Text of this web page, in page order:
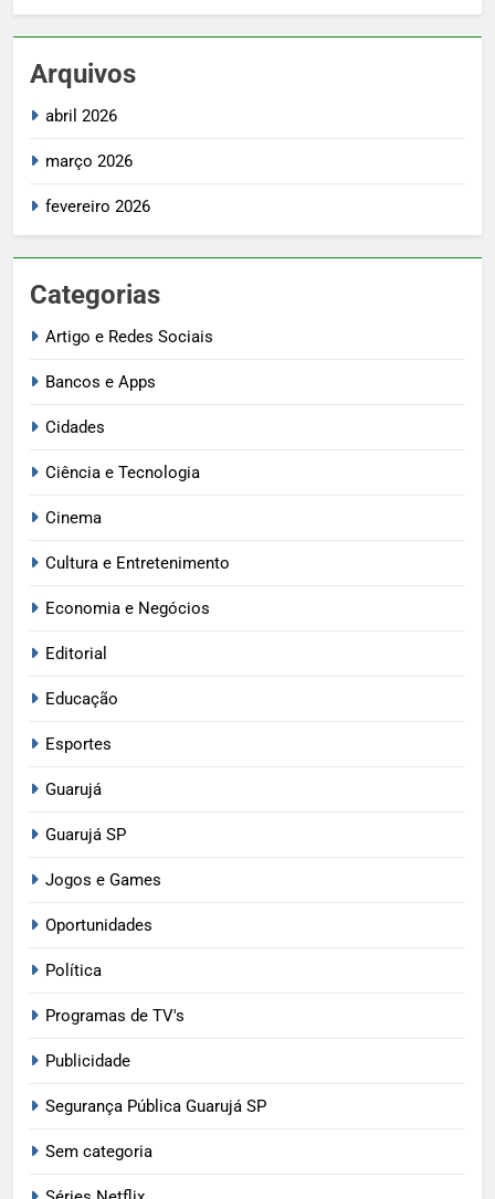
Arquivos
abril 2026
março 2026
fevereiro 2026
Categorias
Artigo e Redes Sociais
Bancos e Apps
Cidades
Ciência e Tecnologia
Cinema
Cultura e Entretenimento
Economia e Negócios
Editorial
Educação
Esportes
Guarujá
Guarujá SP
Jogos e Games
Oportunidades
Política
Programas de TV's
Publicidade
Segurança Pública Guarujá SP
Sem categoria